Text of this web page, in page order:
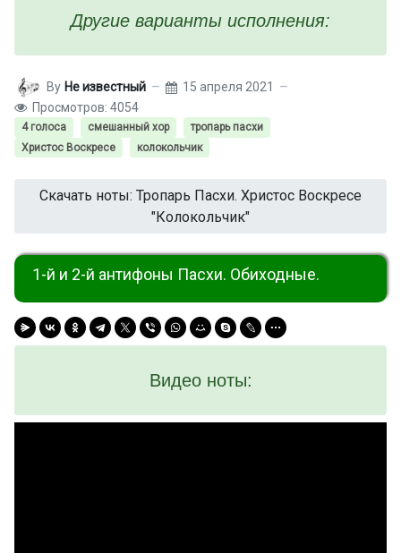
Другие варианты исполнения:
By Не известный
15 апреля 2021
Просмотров: 4054
4 голоса смешанный хор
тропарь пасхи
Христос Воскресе
колокольчик
Скачать ноты: Тропарь Пасхи. Христос Воскресе
"Колокольчик"
1-й и 2-й антифоны Пасхи. Обиходные.
Видео ноты: